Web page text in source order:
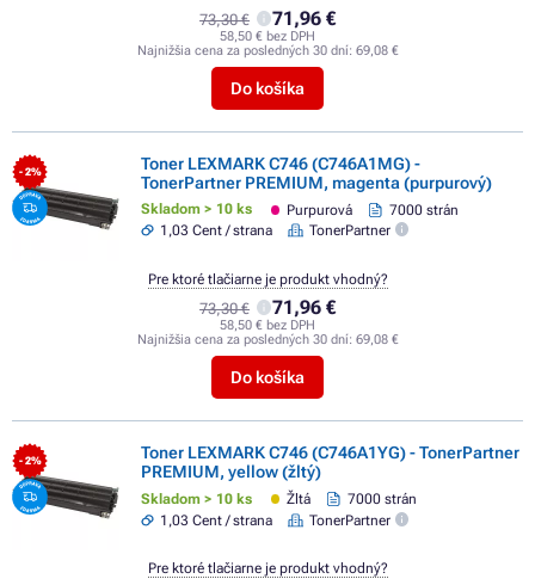
73,30 € 71,96 €
58,50 € bez DPH
Najnižšia cena za posledných 30 dní: 69,08 €
Do košíka
- 2%
Toner LEXMARK C746 (C746A1MG) -
TonerPartner PREMIUM, magenta (purpurový)
Skladom > 10 ks Purpurová
7000 strán
1,03 Cent / strana
TonerPartner
73,30 € 71,96 €
58,50 € bez DPH
Najnižšia cena za posledných 30 dní: 69,08 €
Do košíka
Pre ktoré tlačiarne je produkt vhodný?
- 2%
Toner LEXMARK C746 (C746A1YG) - TonerPartner
PREMIUM, yellow (žltý)
Skladom > 10 ks Žltá
7000 strán
1,03 Cent / strana
TonerPartner
Pre ktoré tlačiarne je produkt vhodný?